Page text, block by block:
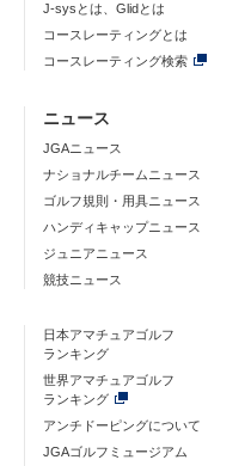
J-sysとは、Glidとは
コースレーティングとは
コースレーティング検索
ニュース
JGAニュース
ナショナルチームニュース
ゴルフ規則・用具ニュース
ハンディキャップニュース
ジュニアニュース
競技ニュース
日本アマチュアゴルフ
ランキング
世界アマチュアゴルフ
ランキング
アンチドーピングについて
JGAゴルフミュージアム